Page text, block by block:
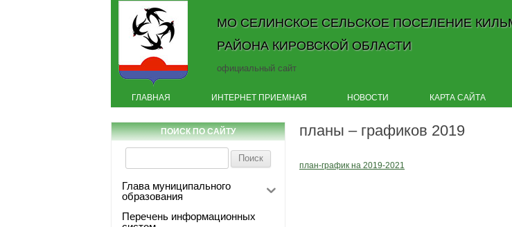
МО СЕЛИНСКОЕ СЕЛЬСКОЕ ПОСЕЛЕНИЕ
РАЙОНА КИРОВСКОЙ ОБЛАСТИ
официальный сайт
Skip to
ГЛАВНАЯ ИНТЕРНЕТ ПРИЕМНАЯ НОВОСТИ КАРТА САЙТА
ПОИСК ПО САЙТУ
Глава муниципального
образования
Перечень информационных
планы – графиков 2019
план-график на 2019-2021